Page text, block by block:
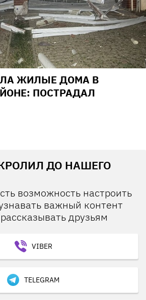
ЖИЛЫЕ ДОМА В
ПОСТРАДАЛ
ДО НАШЕГО
возможность настроить
важный контент
друзьям
VIBER
TELEGRAM